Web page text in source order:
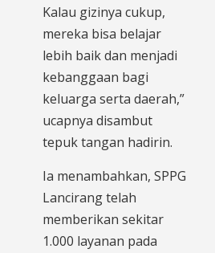
Kalau gizinya cukup,
mereka bisa belajar
lebih baik dan menjadi
kebanggaan bagi
keluarga serta daerah,”
ucapnya disambut
tepuk tangan hadirin.
Ia menambahkan, SPPG
Lancirang telah
memberikan sekitar
1.000 layanan pada